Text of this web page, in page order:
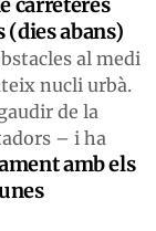
(dies abans)
al medi
nucli urbà.
de la
– i ha
amb els